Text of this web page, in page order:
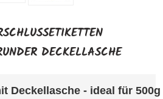
"
DECKELLASCHE
Deckellasche - ideal für